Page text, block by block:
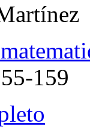
159